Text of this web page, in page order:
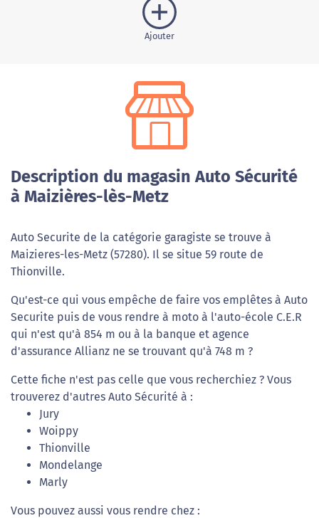
Ajouter
Description du magasin Auto Sécurité
à Maizières-lès-Metz
Auto Securite de la catégorie garagiste se trouve à
Maizieres-les-Metz (57280). Il se situe 59 route de
Thionville.
Qu'est-ce qui vous empêche de faire vos emplêtes à Auto
Securite puis de vous rendre à moto à l'auto-école C.E.R
qui n'est qu'à 854 m ou à la banque et agence
d'assurance Allianz ne se trouvant qu'à 748 m ?
Cette fiche n'est pas celle que vous recherchiez ? Vous
trouverez d'autres Auto Sécurité à :
Jury
Woippy
Thionville
Mondelange
Marly
Vous pouvez aussi vous rendre chez :